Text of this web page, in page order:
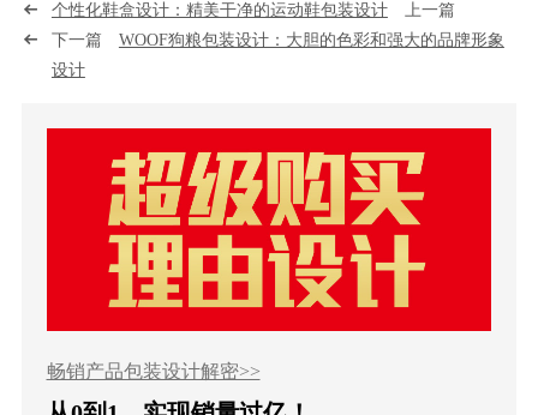
个性化鞋盒设计：精美干净的运动鞋包装设计上一篇
下一篇 WOOF狗粮包装设计：大胆的色彩和强大的品牌形象
设计
畅销产品包装设计解密>>